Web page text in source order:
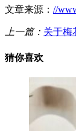
文章来源： //
上一篇： 关于梅
猜你喜欢